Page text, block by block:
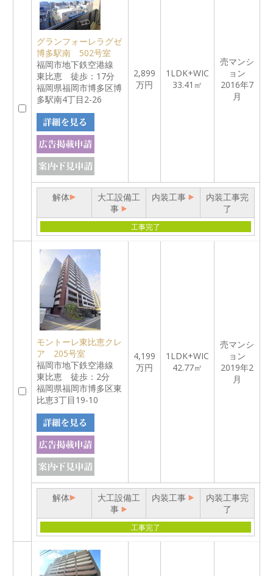
グランフォーレラグゼ
博多駅南 502号室
福岡市地下鉄空港線
東比恵 徒歩：17分
福岡県福岡市博多区博
多駅南4丁目2-26
2,899
万円
1LDK+WIC
33.41㎡
売マンシ
ョン
2016年7
月
解体
大工設備工
事
内装工事
内装工事完
了
工事完了
モントーレ東比恵クレ
ア 205号室
福岡市地下鉄空港線
東比恵 徒歩：2分
福岡県福岡市博多区東
比恵3丁目19-10
4,199
万円
1LDK+WIC
42.77㎡
売マンシ
ョン
2019年2
月
解体
大工設備工
事
内装工事
内装工事完
了
工事完了